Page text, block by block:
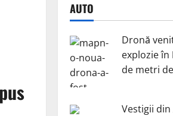
AUTO
Dronă
explozie în
de metri
Vestigii din